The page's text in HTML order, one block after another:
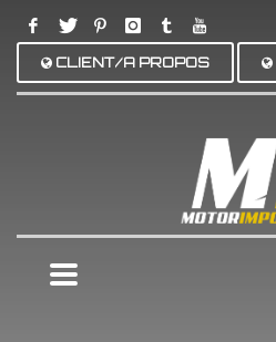
CLIENT/A PROPOS